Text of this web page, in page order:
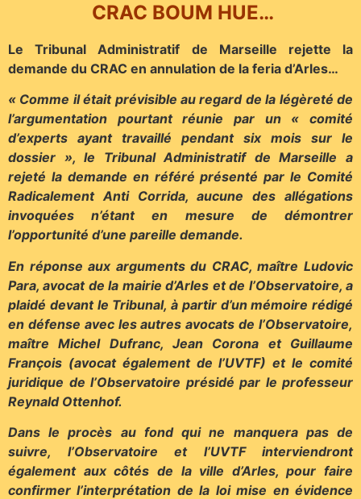
CRAC BOUM HUE…
Le Tribunal Administratif de Marseille rejette la
demande du CRAC en annulation de la feria d’Arles…
« Comme il était prévisible au regard de la légèreté de
l’argumentation pourtant réunie par un « comité
d’experts ayant travaillé pendant six mois sur le
dossier », le Tribunal Administratif de Marseille a
rejeté la demande en référé présenté par le Comité
Radicalement Anti Corrida, aucune des allégations
invoquées n’étant en mesure de démontrer
l’opportunité d’une pareille demande.
En réponse aux arguments du CRAC, maître Ludovic
Para, avocat de la mairie d’Arles et de l’Observatoire, a
plaidé devant le Tribunal, à partir d’un mémoire rédigé
en défense avec les autres avocats de l’Observatoire,
maître Michel Dufranc, Jean Corona et Guillaume
François (avocat également de l’UVTF) et le comité
juridique de l’Observatoire présidé par le professeur
Reynald Ottenhof.
Dans le procès au fond qui ne manquera pas de
suivre, l’Observatoire et l’UVTF interviendront
également aux côtés de la ville d’Arles, pour faire
confirmer l’interprétation de la loi mise en évidence